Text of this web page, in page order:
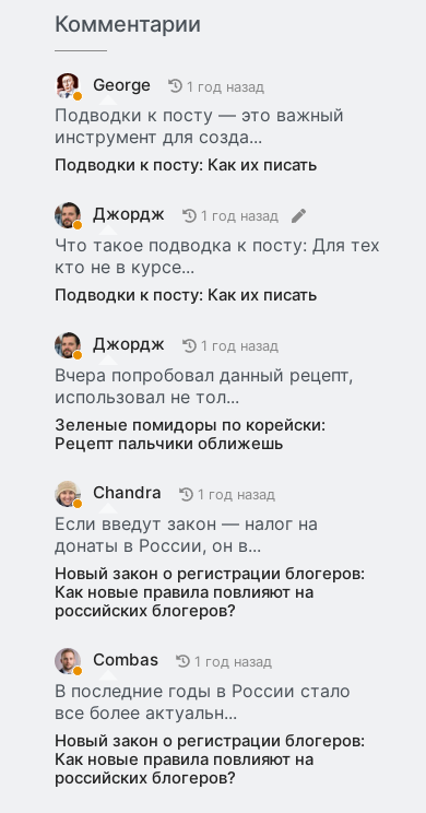
Комментарии
George 1 год назад
Подводки к посту — это важный
инструмент для созда...
Подводки к посту: Как их писать
Джордж 1 год назад
Что такое подводка к посту: Для тех
кто не в курсе...
Подводки к посту: Как их писать
Джордж 1 год назад
Вчера попробовал данный рецепт,
использовал не тол...
Зеленые помидоры по корейски:
Рецепт пальчики оближешь
Chandra 1 год назад
Если введут закон — налог на
донаты в России, он в...
Новый закон о регистрации блогеров:
Как новые правила повлияют на
российских блогеров?
Combas 1 год назад
В последние годы в России стало
все более актуальн...
Новый закон о регистрации блогеров:
Как новые правила повлияют на
российских блогеров?